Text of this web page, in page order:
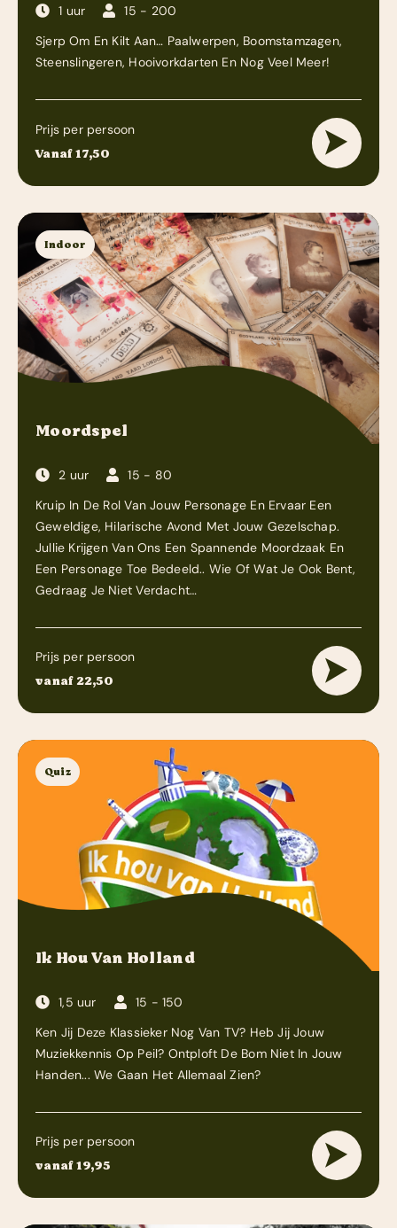
1 uur
15 - 200
Sjerp Om En Kilt Aan… Paalwerpen, Boomstamzagen,
Steenslingeren, Hooivorkdarten En Nog Veel Meer!
Prijs per persoon
Vanaf 17,50
Indoor
Moordspel
2 uur
15 - 80
Kruip In De Rol Van Jouw Personage En Ervaar Een
Geweldige, Hilarische Avond Met Jouw Gezelschap.
Jullie Krijgen Van Ons Een Spannende Moordzaak En
Een Personage Toe Bedeeld.. Wie Of Wat Je Ook Bent,
Gedraag Je Niet Verdacht…
Prijs per persoon
vanaf 22,50
Quiz
Ik Hou Van Holland
1,5 uur
15 - 150
Ken Jij Deze Klassieker Nog Van TV? Heb Jij Jouw
Muziekkennis Op Peil? Ontploft De Bom Niet In Jouw
Handen... We Gaan Het Allemaal Zien?
Prijs per persoon
vanaf 19,95